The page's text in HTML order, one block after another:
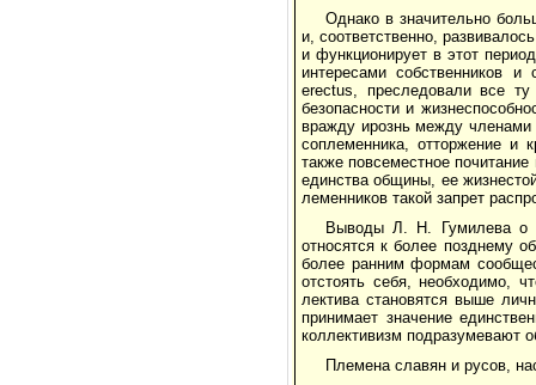
Однако в значительно
и, соответ­ственно,
и функционирует в этот
интересами собственников
erectus, преследовали все
безопасности и
вражду ирознь между членами
соплеменника, оттор­жение и
также повсеместное
единства общины, ее
леменников такой запрет
Выводы Л. Н. Гумилева о
относятся к более позднему
более ранним формам
отстоять себя, необходимо,
лектива становятся выше
принимает зна­чение
коллективизм подразумевают
Племена славян и русов,